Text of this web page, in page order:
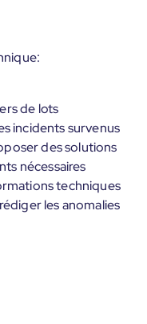
de lots
incidents survenus
des solutions
nécessaires
techniques
les anomalies